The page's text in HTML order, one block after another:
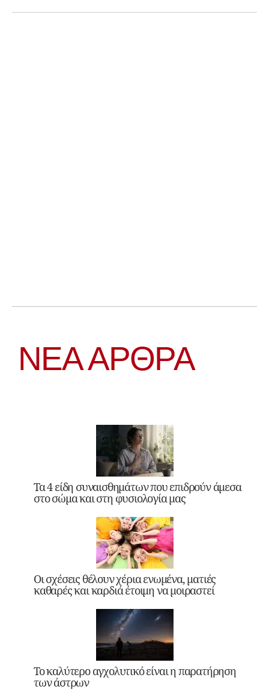
ΝΕΑ ΆΡΘΡΑ
Τα 4 είδη συναισθημάτων που επιδρούν άμεσα
στο σώμα και στη φυσιολογία μας
Οι σχέσεις θέλουν χέρια ενωμένα, ματιές
καθαρές και καρδιά έτοιμη να μοιραστεί
Το καλύτερο αγχολυτικό είναι η παρατήρηση
των άστρων